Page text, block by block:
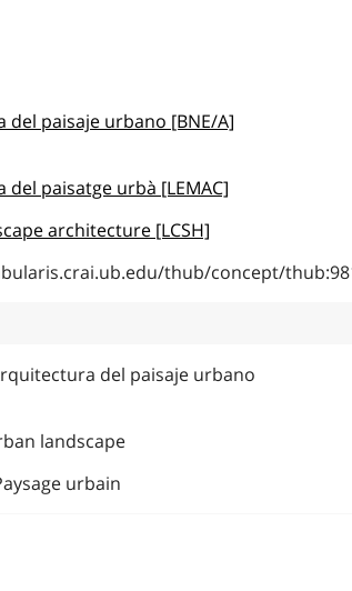
del paisaje urbano [BNE/A]
paisatge urbà [LEMAC]
architecture [LCSH]
thub/concept/
del paisaje urbano
landscape
urbain